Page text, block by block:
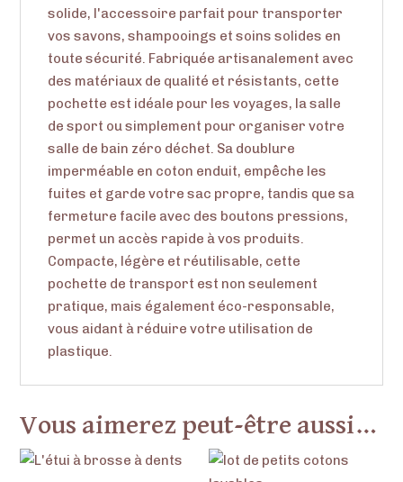
solide, l'accessoire parfait pour transporter
vos savons, shampooings et soins solides en
toute sécurité. Fabriquée artisanalement avec
des matériaux de qualité et résistants, cette
pochette est idéale pour les voyages, la salle
de sport ou simplement pour organiser votre
salle de bain zéro déchet. Sa doublure
imperméable en coton enduit, empêche les
fuites et garde votre sac propre, tandis que sa
fermeture facile avec des boutons pressions,
permet un accès rapide à vos produits.
Compacte, légère et réutilisable, cette
pochette de transport est non seulement
pratique, mais également éco-responsable,
vous aidant à réduire votre utilisation de
plastique.
Vous aimerez peut-être aussi…